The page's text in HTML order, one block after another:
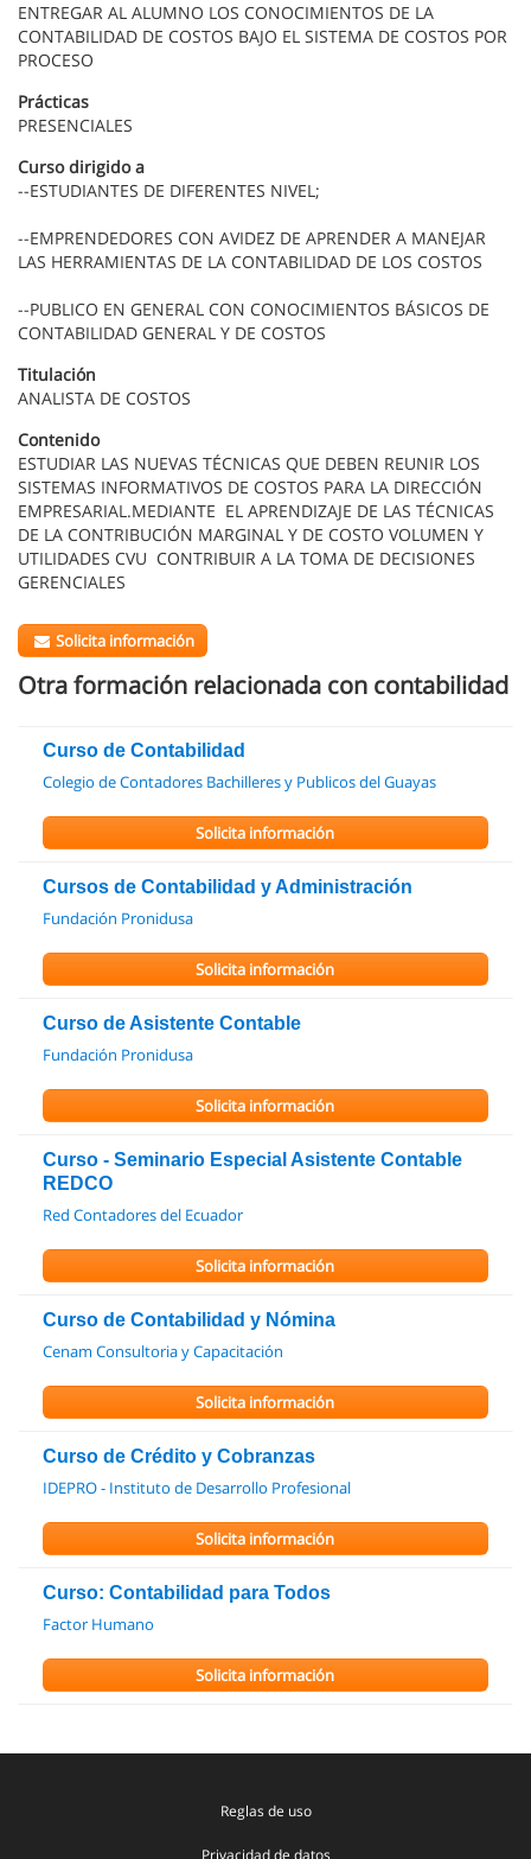
ENTREGAR AL ALUMNO LOS CONOCIMIENTOS DE LA
CONTABILIDAD DE COSTOS BAJO EL SISTEMA DE COSTOS POR
PROCESO
Prácticas
PRESENCIALES
Curso dirigido a
--ESTUDIANTES DE DIFERENTES NIVEL;
--EMPRENDEDORES CON AVIDEZ DE APRENDER A MANEJAR
LAS HERRAMIENTAS DE LA CONTABILIDAD DE LOS COSTOS
--PUBLICO EN GENERAL CON CONOCIMIENTOS BÁSICOS DE
CONTABILIDAD GENERAL Y DE COSTOS
Titulación
ANALISTA DE COSTOS
Contenido
ESTUDIAR LAS NUEVAS TÉCNICAS QUE DEBEN REUNIR LOS
SISTEMAS INFORMATIVOS DE COSTOS PARA LA DIRECCIÓN
EMPRESARIAL.MEDIANTE EL APRENDIZAJE DE LAS TÉCNICAS
DE LA CONTRIBUCIÓN MARGINAL Y DE COSTO VOLUMEN Y
UTILIDADES CVU CONTRIBUIR A LA TOMA DE DECISIONES
GERENCIALES
Solicita información
Otra formación relacionada con contabilidad
Curso de Contabilidad
Colegio de Contadores Bachilleres y Publicos del Guayas
Solicita información
Cursos de Contabilidad y Administración
Fundación Pronidusa
Solicita información
Curso de Asistente Contable
Fundación Pronidusa
Solicita información
Curso - Seminario Especial Asistente Contable
REDCO
Red Contadores del Ecuador
Solicita información
Curso de Contabilidad y Nómina
Cenam Consultoria y Capacitación
Solicita información
Curso de Crédito y Cobranzas
IDEPRO - Instituto de Desarrollo Profesional
Solicita información
Curso: Contabilidad para Todos
Factor Humano
Solicita información
Reglas de uso